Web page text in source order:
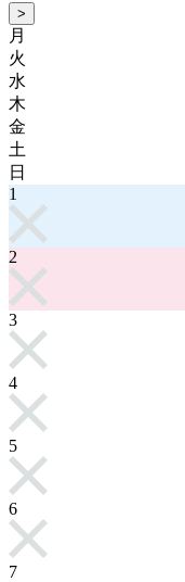
>
月
火
水
木
金
土
日
1
2
3
4
5
6
7